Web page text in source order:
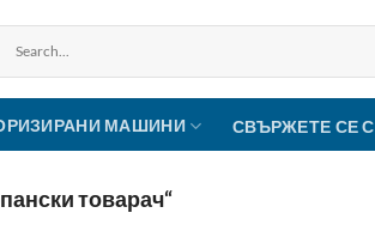
МАШИНИ СВЪРЖЕТЕ СЕ
товарач“